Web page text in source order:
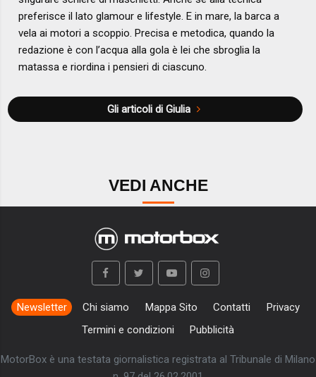
preferisce il lato glamour e lifestyle. E in mare, la barca a
vela ai motori a scoppio. Precisa e metodica, quando la
redazione è con l’acqua alla gola è lei che sbroglia la
matassa e riordina i pensieri di ciascuno.
Gli articoli di Giulia
VEDI ANCHE
Newsletter Chi siamo Mappa Sito Contatti
Privacy
Termini e condizioni
Pubblicità
MotorBox è una testata giornalistica registrata al Tribunale di Milano